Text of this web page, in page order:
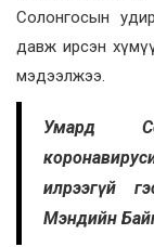
Солонгосын
давж ирсэн
мэдээлжээ.
Умард
илрээгүй
Мэндийн